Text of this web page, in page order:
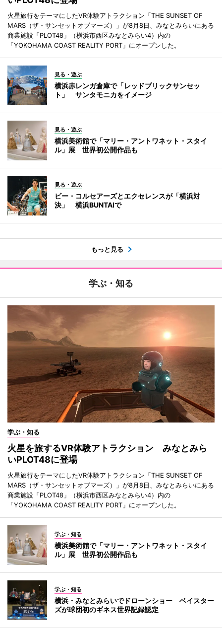
火星旅行をテーマにしたVR体験アトラクション「THE SUNSET OF
MARS（ザ・サンセットオブマーズ）」が8月8日、みなとみらいにある
商業施設「PLOT48」（横浜市西区みなとみらい4）内の
「YOKOHAMA COAST REALITY PORT」にオープンした。
見る・遊ぶ
横浜赤レンガ倉庫で「レッドブリックサンセッ
ト」 サンタモニカをイメージ
見る・遊ぶ
横浜美術館で「マリー・アントワネット・スタイ
ル」展 世界初公開作品も
見る・遊ぶ
ビー・コルセアーズとエクセレンスが「横浜対
決」 横浜BUNTAIで
もっと見る
学ぶ・知る
学ぶ・知る
火星を旅するVR体験アトラクション みなとみら
いPLOT48に登場
火星旅行をテーマにしたVR体験アトラクション「THE SUNSET OF
MARS（ザ・サンセットオブマーズ）」が8月8日、みなとみらいにある
商業施設「PLOT48」（横浜市西区みなとみらい4）内の
「YOKOHAMA COAST REALITY PORT」にオープンした。
学ぶ・知る
横浜美術館で「マリー・アントワネット・スタイ
ル」展 世界初公開作品も
学ぶ・知る
横浜・みなとみらいでドローンショー ベイスター
ズが球団初のギネス世界記録認定